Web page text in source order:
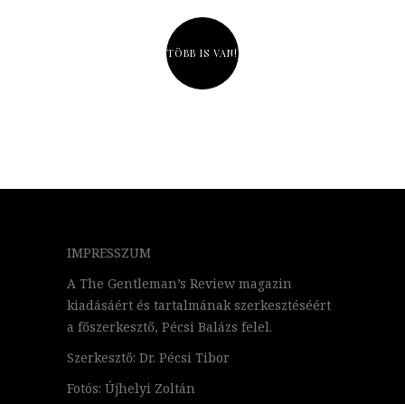
TÖBB IS VAN!
IMPRESSZUM
A The Gentleman’s Review magazin
kiadásáért és tartalmának szerkesztéséért
a főszerkesztő, Pécsi Balázs felel.
Szerkesztő: Dr. Pécsi Tibor
Fotós: Újhelyi Zoltán